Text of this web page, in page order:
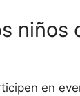
en